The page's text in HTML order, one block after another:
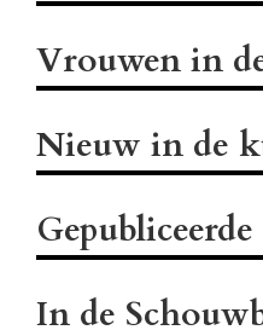
Vrouwen in
Nieuw in de
In de